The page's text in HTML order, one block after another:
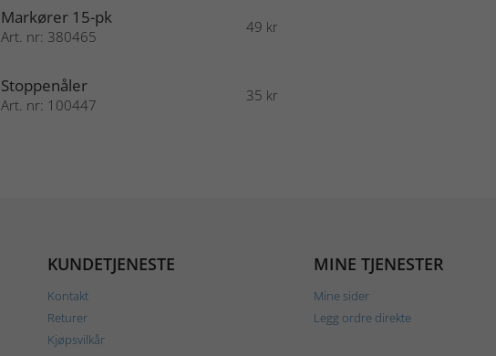
Markører 15-pk
Art. nr: 380465
49 kr
Stoppenåler
Art. nr: 100447
35 kr
KUNDETJENESTE
Kontakt
Returer
Kjøpsvilkår
MINE TJENESTER
Mine sider
Legg ordre direkte